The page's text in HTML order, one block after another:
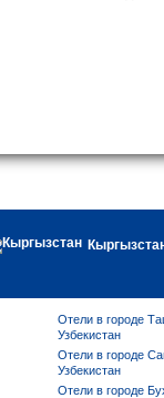
Отели в городе
Узбекистан
Отели в городе
Узбекистан
Отели в городе